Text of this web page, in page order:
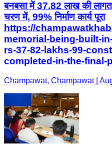
बनबसा में 37.82 लाख की
चरण में, 99% निर्माण कार्य पूरा
https://
memorial-being-built-
rs-37-82-lakhs-99-
completed-in-the-final-
Champawat, Champawat |